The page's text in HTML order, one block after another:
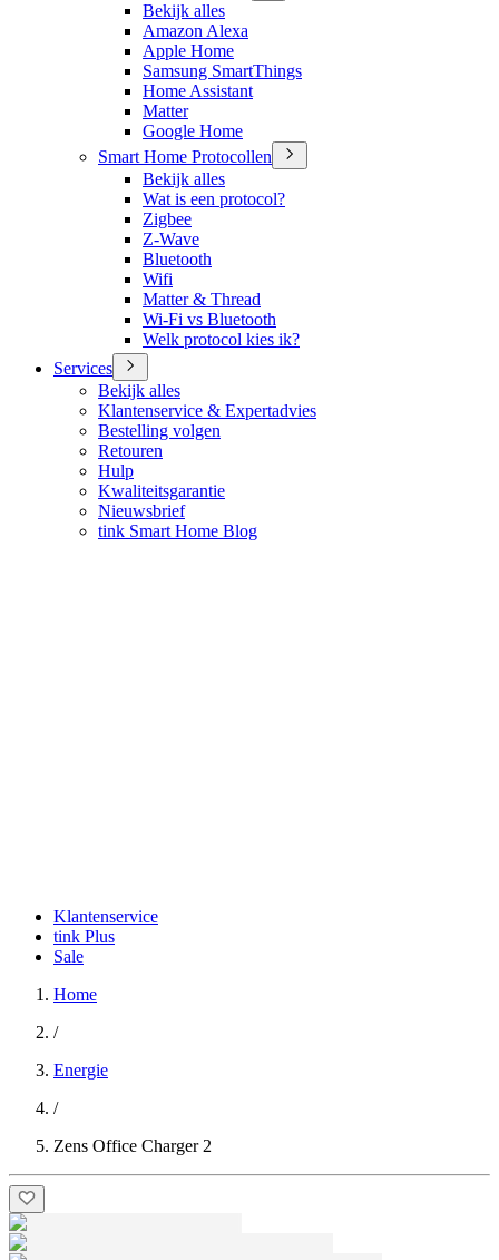
Bekijk alles
Amazon Alexa
Apple Home
Samsung SmartThings
Home Assistant
Matter
Google Home
Smart Home Protocollen
Bekijk alles
Wat is een protocol?
Zigbee
Z-Wave
Bluetooth
Wifi
Matter & Thread
Wi-Fi vs Bluetooth
Welk protocol kies ik?
Services
Bekijk alles
Klantenservice & Expertadvies
Bestelling volgen
Retouren
Hulp
Kwaliteitsgarantie
Nieuwsbrief
tink Smart Home Blog
Klantenservice
tink Plus
Sale
Home
/
Energie
/
Zens Office Charger 2